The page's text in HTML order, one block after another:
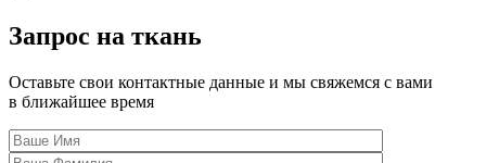
Запрос на ткань
Оставьте свои контактные данные и мы свяжемся с вами
в ближайшее время